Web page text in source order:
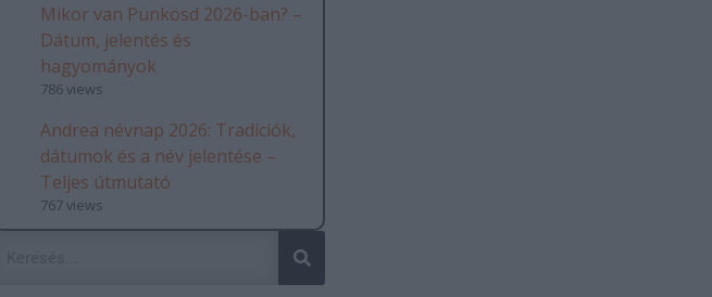
Mikor van Pünkösd 2026-ban? –
Dátum, jelentés és
hagyományok
786 views
Andrea névnap 2026: Tradíciók,
dátumok és a név jelentése –
Teljes útmutató
767 views